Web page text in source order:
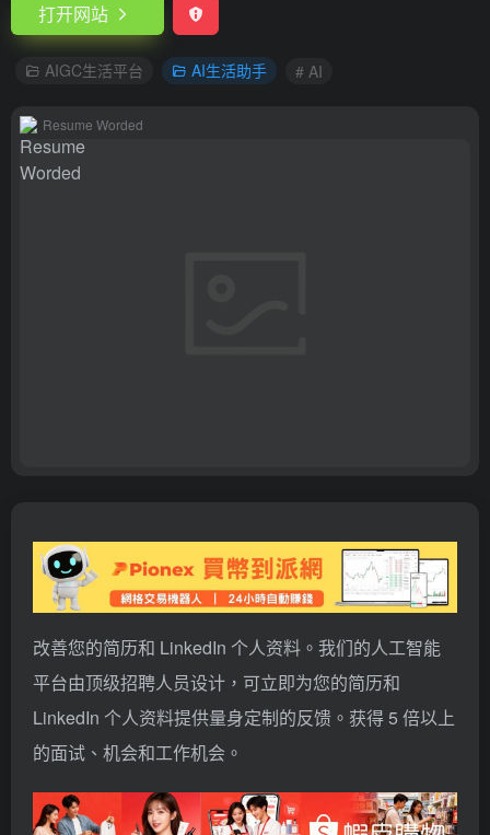
打开网站
AIGC生活平台 AI生活助手 # AI
Resume Worded
改善您的简历和 LinkedIn 个人资料。我们的人工智能
平台由顶级招聘人员设计，可立即为您的简历和
LinkedIn 个人资料提供量身定制的反馈。获得 5 倍以上
的面试、机会和工作机会。